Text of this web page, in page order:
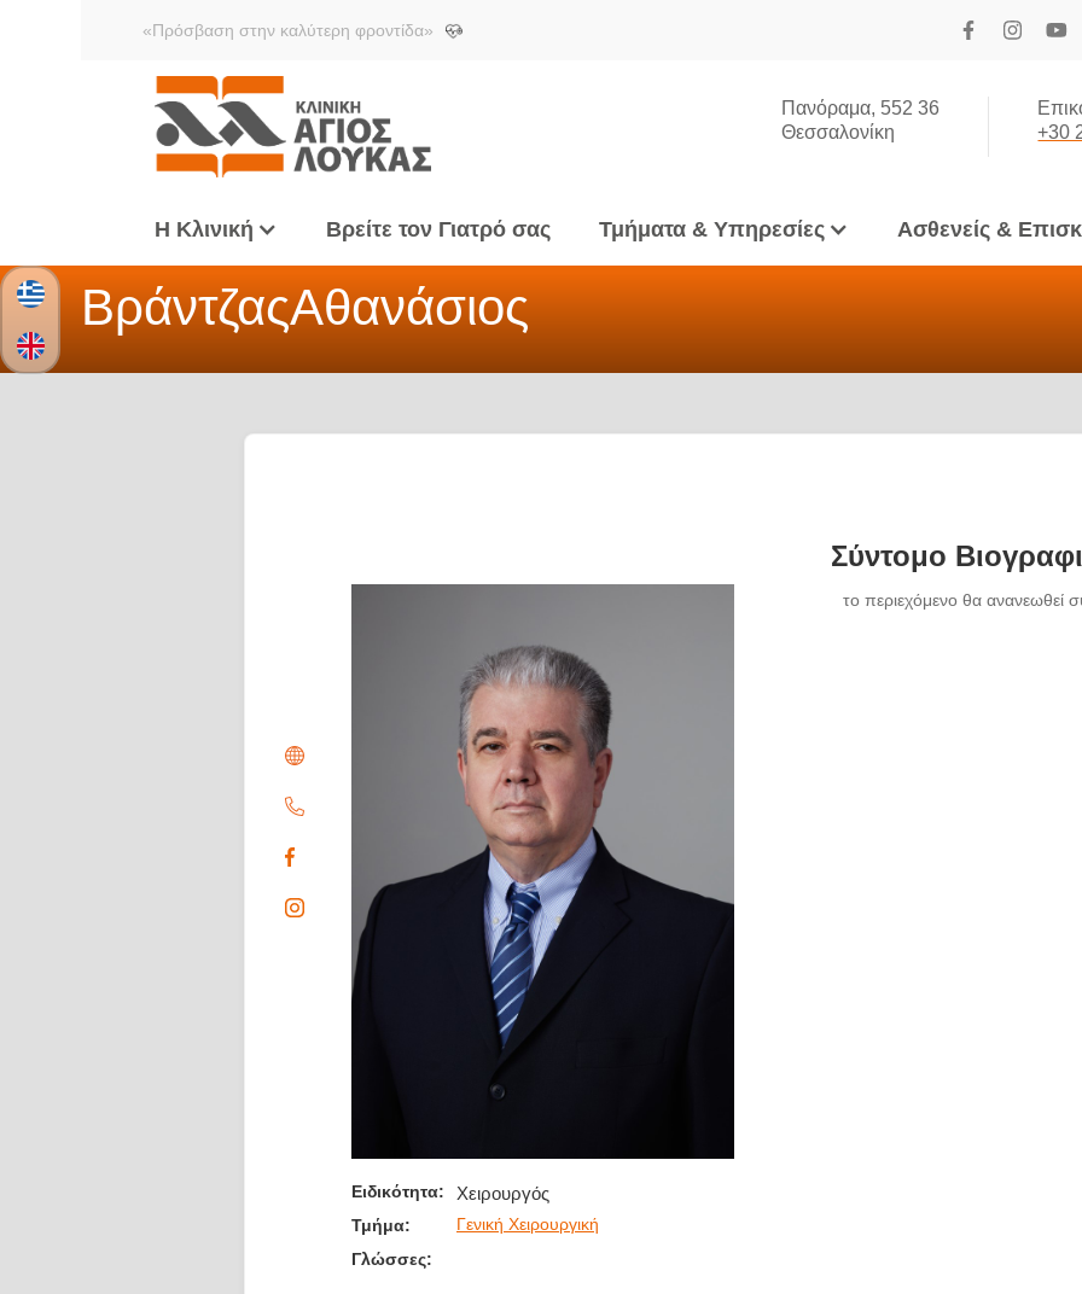
«Πρόσβαση στην καλύτερη φροντίδα»
Πανόραμα, 552 36
Θεσσαλονίκη
+30
Η Κλινική Βρείτε τον Γιατρό σας Τμήματα & Υπηρεσίες Ασθενείς &
ΒράντζαςΑθανάσιος
Ειδικότητα:
Τμήμα:
Γλώσσες:
Χειρουργός
Γενική Χειρουργική
Σύντομο
το περιεχόμενο θα ανανεωθεί